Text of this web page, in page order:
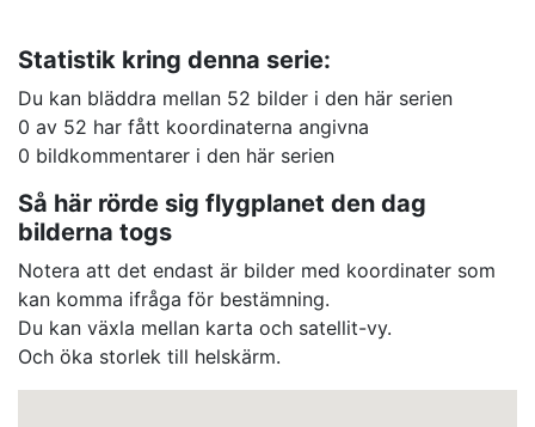
Statistik kring denna serie:
Du kan bläddra mellan 52 bilder i den här serien
0 av 52 har fått koordinaterna angivna
0 bildkommentarer i den här serien
Så här rörde sig flygplanet den dag
bilderna togs
Notera att det endast är bilder med koordinater som
kan komma ifråga för bestämning.
Du kan växla mellan karta och satellit-vy.
Och öka storlek till helskärm.